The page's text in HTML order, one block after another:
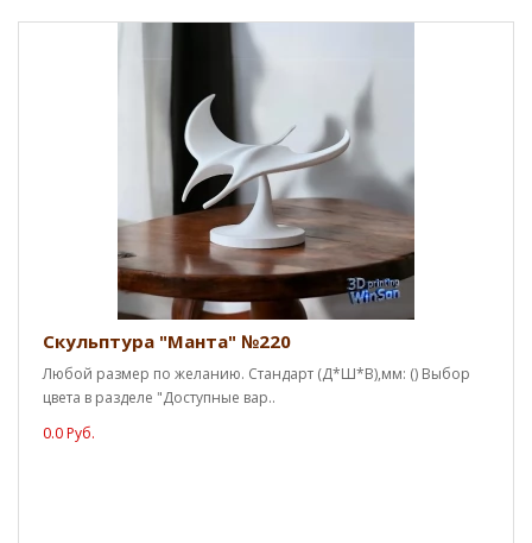
Скульптура "Манта" №220
Любой размер по желанию. Стандарт (Д*Ш*В),мм: () Выбор
цвета в разделе "Доступные вар..
0.0 Руб.